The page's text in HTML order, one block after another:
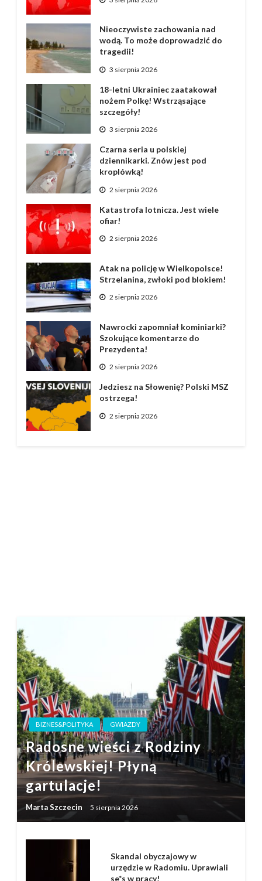
Nieoczywiste zachowania nad
wodą. To może doprowadzić do
tragedii!
3 sierpnia 2026
18-letni Ukrainiec zaatakował
nożem Polkę! Wstrząsające
szczegóły!
3 sierpnia 2026
Czarna seria u polskiej
dziennikarki. Znów jest pod
kroplówką!
2 sierpnia 2026
Katastrofa lotnicza. Jest wiele
ofiar!
2 sierpnia 2026
Atak na policję w Wielkopolsce!
Strzelanina, zwłoki pod blokiem!
2 sierpnia 2026
Nawrocki zapomniał kominiarki?
Szokujące komentarze do
Prezydenta!
2 sierpnia 2026
Jedziesz na Słowenię? Polski MSZ
ostrzega!
2 sierpnia 2026
BIZNES&POLITYKA GWIAZDY
Radosne wieści z Rodziny
Królewskiej! Płyną
gartulacje!
Marta Szczecin 5 sierpnia 2026
Skandal obyczajowy w
urzędzie w Radomiu. Uprawiali
se*s w pracy!